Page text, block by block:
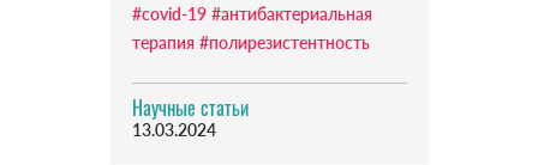
#covid-19 #антибактериальная
терапия #полирезистентность
Научные статьи
13.03.2024